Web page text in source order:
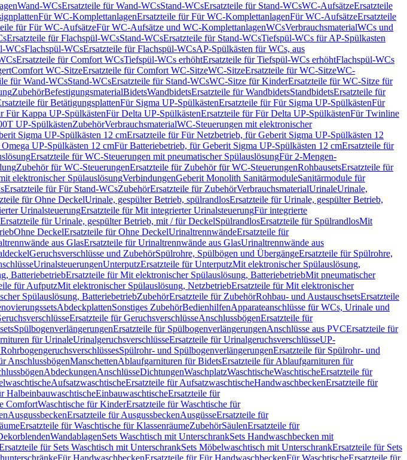
Wand-WCsErsatzteile für Wand-WCsStand-WCsErsatzteile für Stand-WCsWC-AufsätzeErsatzteile
Für WC-KomplettanlagenErsatzteile für Für WC-KomplettanlagenFür WC-AufsätzeErsatzteile
für Für WC-AufsätzeFür WC-Aufsätze und WC-KomplettanlagenWCsVerbrauchsmaterialWCs und
Ersatzteile für Flachspül-WCsStand-WCsErsatzteile für Stand-WCsTiefspül-WCs für AP-Spülkasten
WCsFlachspül-WCsErsatzteile für Flachspül-WCsAP-Spülkästen für WCs, aus
Ersatzteile für Comfort WCsTiefspül-WCs erhöhtErsatzteile für Tiefspül-WCs erhöhtFlachspül-WCs
Comfort WC-SitzeErsatzteile für Comfort WC-SitzeWC-SitzeErsatzteile für WC-SitzeWC-
für Wand-WCsStand-WCsErsatzteile für Stand-WCsWC-Sitze für KinderErsatzteile für WC-Sitze für
ZubehörBefestigungsmaterialBidetsWandbidetsErsatzteile für WandbidetsStandbidetsErsatzteile für
für BetätigungsplattenFür Sigma UP-SpülkästenErsatzteile für Für Sigma UP-SpülkästenFür
Für Kappa UP-SpülkästenFür Delta UP-SpülkästenErsatzteile für Für Delta UP-SpülkästenFür Twinline
UP-SpülkästenZubehörVerbrauchsmaterialWC-Steuerungen mit elektronischer
Sigma UP-Spülkästen 12 cmErsatzteile für Für Netzbetrieb, für Geberit Sigma UP-Spülkästen 12
UP-Spülkästen 12 cmFür Batteriebetrieb, für Geberit Sigma UP-Spülkästen 12 cmErsatzteile für
Ersatzteile für WC-Steuerungen mit pneumatischer SpülauslösungFür 2-Mengen-
Zubehör für WC-SteuerungenErsatzteile für Zubehör für WC-SteuerungenRohbausetsErsatzteile für
elektronischer SpülauslösungVerbindungenGeberit Monolith SanitärmoduleSanitärmodule für
Ersatzteile für Für Stand-WCsZubehörErsatzteile für ZubehörVerbrauchsmaterialUrinaleUrinale,
für Ohne DeckelUrinale, gespülter Betrieb, spülrandlosErsatzteile für Urinale, gespülter Betrieb,
UrinalsteuerungErsatzteile für Mit integrierter UrinalsteuerungFür integrierte
Ersatzteile für Urinale, gespülter Betrieb, mit / für DeckelSpülrandlosErsatzteile für SpülrandlosMit
Ohne DeckelErsatzteile für Ohne DeckelUrinaltrennwändeErsatzteile für
aus GlasErsatzteile für Urinaltrennwände aus GlasUrinaltrennwände aus
Geruchsverschlüsse und ZubehörSpülrohre, Spülbögen und ÜbergängeErsatzteile für Spülrohre,
UrinalsteuerungenUnterputzErsatzteile für UnterputzMit elektronischer Spülauslösung,
BatteriebetriebErsatzteile für Mit elektronischer Spülauslösung, BatteriebetriebMit pneumatischer
für AufputzMit elektronischer Spülauslösung, NetzbetriebErsatzteile für Mit elektronischer
Spülauslösung, BatteriebetriebZubehörErsatzteile für ZubehörRohbau- und AustauschsetsErsatzteile
AbdeckplattenSonstiges ZubehörBedienhilfenApparateanschlüsse für WCs, Urinale und
Ersatzteile für GeruchsverschlüsseAnschlussbögenErsatzteile für
SpülbogenverlängerungenErsatzteile für SpülbogenverlängerungenAnschlüsse aus PVCErsatzteile für
für UrinaleUrinalgeruchsverschlüsseErsatzteile für UrinalgeruchsverschlüsseUP-
Spülrohr- und SpülbogenverlängerungenErsatzteile für Spülrohr- und
AnschlussbögenManschettenAblaufgarnituren für BidetsErsatzteile für Ablaufgarnituren für
AbdeckungenAnschlüsseDichtungenWaschplatzWaschtischeWaschtischeErsatzteile für
AufsatzwaschtischeErsatzteile für AufsatzwaschtischeHandwaschbeckenErsatzteile für
HalbeinbauwaschtischeEinbauwaschtischeErsatzteile für
ComfortWaschtische für KinderErsatzteile für Waschtische für
AusgussbeckenErsatzteile für AusgussbeckenAusgüsseErsatzteile für
Ersatzteile für Waschtische für KlassenräumeZubehörSäulenErsatzteile für
WandablagenSets Waschtisch mit UnterschrankSets Handwaschbecken mit
für Sets Waschtisch mit UnterschrankSets Möbelwaschtisch mit UnterschrankErsatzteile für Sets
Für HandwaschbeckenErsatzteile für Für HandwaschbeckenFür WaschtischeErsatzteile für